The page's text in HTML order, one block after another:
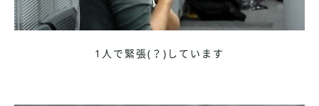
1人で緊張(？)しています